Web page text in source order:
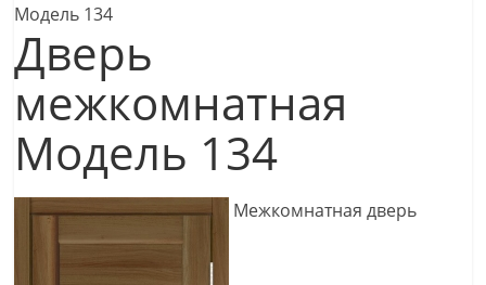
Модель 134
Дверь
межкомнатная
Модель 134
Межкомнатная дверь